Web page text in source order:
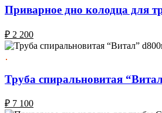
Приварное дно колодца для
₽ 2 200
Труба спиральновитая
₽ 7 100